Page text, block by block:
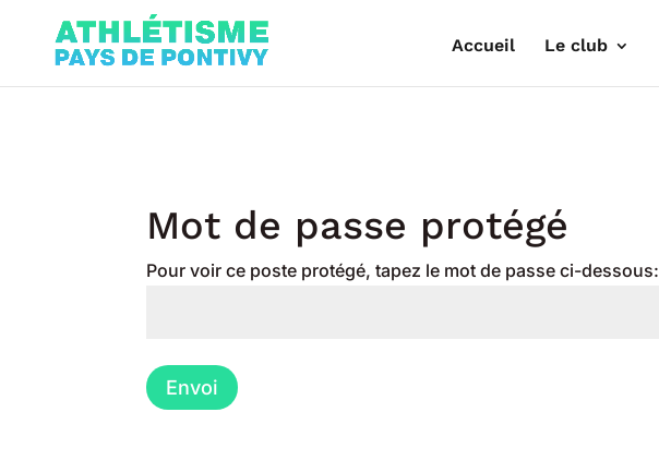
Accueil Le club
Mot de passe protégé
Pour voir ce poste protégé, tapez le mot de passe ci-dessous:
Envoi